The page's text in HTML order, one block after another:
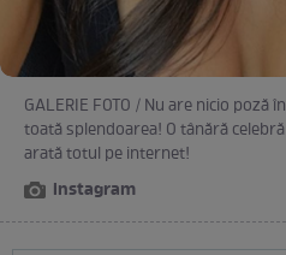
GALERIE FOTO / Nu are nicio poză
toată splendoarea! O tânără
arată totul pe internet!
instagram